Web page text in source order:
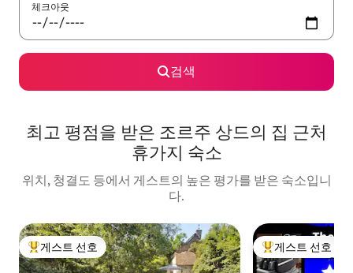
체크아웃
검색
최고 평점을 받은 조르주 상드의 집 근처
휴가지 숙소
위치, 청결도 등에서 게스트의 높은 평가를 받은 숙소입니
다.
상위 게스트 선호
게스트 선호 상위 게스트 선호
게스트 선호